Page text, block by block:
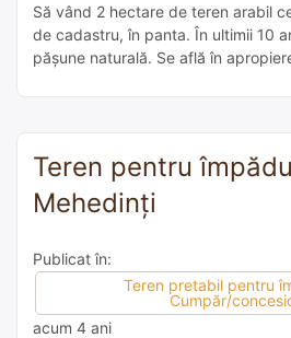
Să vând 2 hectare de teren arabil
de cadastru, în panta. În ultimii 10
pășune naturală. Se află în
Teren pentru
Mehedinți
Publicat în:
Teren pretabil pentru
Cumpăr/
acum 4 ani